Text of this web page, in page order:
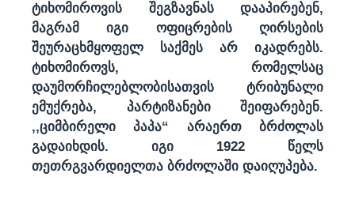
ტიხომიროვის შეგზავნას დააპირებენ,
მაგრამ იგი ოფიცრების ღირსების
შეურაცხმყოფელ საქმეს არ იკადრებს.
ტიხომიროვს, რომელსაც
დაუმორჩილებლობისათვის ტრიბუნალი
ემუქრება, პარტიზანები შეიფარებენ.
,,ციმბირელი პაპა“ არაერთ ბრძოლას
გადაიხდის. იგი 1922 წელს
თეთრგვარდიელთა ბრძოლაში დაიღუპება.